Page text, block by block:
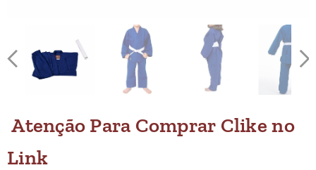
Atenção Para Comprar Clike no
Link